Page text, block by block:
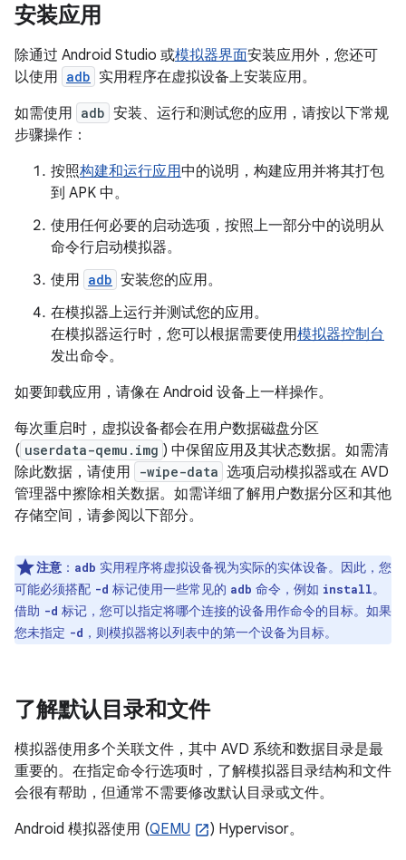
安装应用
除通过 Android Studio 或模拟器界面安装应用外，您还可
以使用 adb 实用程序在虚拟设备上安装应用。
如需使用 adb 安装、运行和测试您的应用，请按以下常规
步骤操作：
按照构建和运行应用中的说明，构建应用并将其打包
到 APK 中。
使用任何必要的启动选项，按照上一部分中的说明从
命令行启动模拟器。
使用 adb 安装您的应用。
在模拟器上运行并测试您的应用。
在模拟器运行时，您可以根据需要使用模拟器控制台
发出命令。
如要卸载应用，请像在 Android 设备上一样操作。
每次重启时，虚拟设备都会在用户数据磁盘分区
( userdata-qemu.img ) 中保留应用及其状态数据。如需清
除此数据，请使用
-wipe-data 选项启动模拟器或在 AVD
管理器中擦除相关数据。如需详细了解用户数据分区和其他
存储空间，请参阅以下部分。
注意 ： adb 实用程序将虚拟设备视为实际的实体设备。因此，您
可能必须搭配 -d 标记使用一些常见的 adb 命令，例如 install。
借助 -d 标记，您可以指定将哪个连接的设备用作命令的目标。如果
您未指定 -d ，则模拟器将以列表中的第一个设备为目标。
了解默认目录和文件
模拟器使用多个关联文件，其中 AVD 系统和数据目录是最
重要的。在指定命令行选项时，了解模拟器目录结构和文件
会很有帮助，但通常不需要修改默认目录或文件。
Android 模拟器使用 (QEMU ) Hypervisor。